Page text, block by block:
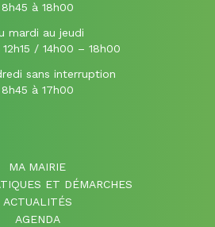
8h45 à 18h00
mardi au jeudi
/ 14h00 – 18h00
sans interruption
8h45 à 17h00
MA MAIRIE
ET DÉMARCHES
ACTUALITÉS
AGENDA